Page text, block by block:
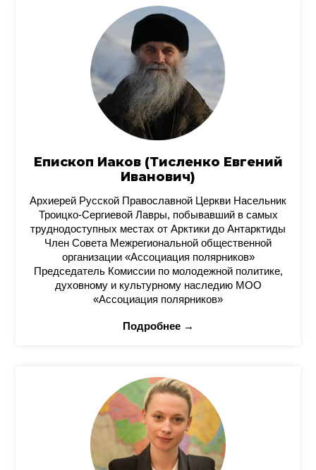
Епископ Иаков (Тисленко Евгений
Иванович)
Архиерей Русской Православной Церкви Насельник
Троицко-Сергиевой Лавры, побывавший в самых
труднодоступных местах от Арктики до Антарктиды
Член Совета Межрегиональной общественной
организации «Ассоциация полярников»
Председатель Комиссии по молодежной политике,
духовному и культурному наследию МОО
«Ассоциация полярников»
Подробнее →